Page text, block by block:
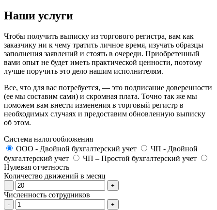
Наши услуги
Чтобы получить выписку из торгового регистра, вам как
заказчику ни к чему тратить личное время, изучать образцы
заполнения заявлений и стоять в очереди. Приобретенный
вами опыт не будет иметь практической ценности, поэтому
лучше поручить это дело нашим исполнителям.
Все, что для вас потребуется, — это подписание доверенности
(ее мы составим сами) и скромная плата. Точно так же мы
поможем вам внести изменения в торговый регистр в
необходимых случаях и предоставим обновленную выписку
об этом.
Система налогообложения
ООО - Двойной бухгалтерский учет
ЧП - Двойной
бухгалтерский учет
ЧП – Простой бухгалтерский учет
Нулевая отчетность
Количество движений в месяц
- +
Численность сотрудников
- +